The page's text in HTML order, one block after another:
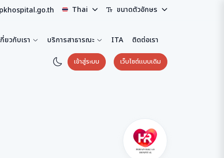
Thai ขนาดตัวอักษร
กี่ยวกับเรา บริการสาธารณะ ITA ติดต่อเรา
เข้าสู่ระบบ เว็บไซต์แบบเดิม